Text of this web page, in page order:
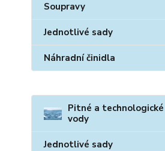
Soupravy
Jednotlivé sady
Náhradní činidla
Pitné a technologické
vody
Jednotlivé sady